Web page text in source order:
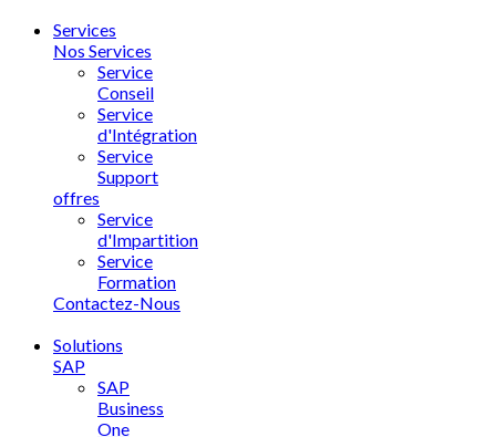
Services
Nos Services
Service
Conseil
Service
d'Intégration
Service
Support
offres
Service
d'Impartition
Service
Formation
Contactez-Nous
Solutions
SAP
SAP
Business
One